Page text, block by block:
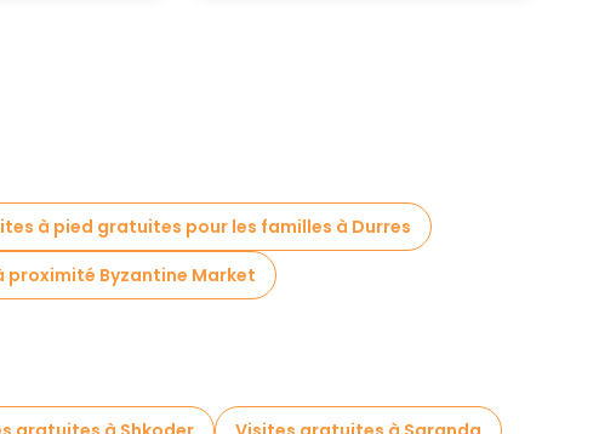
à pied gratuites pour les familles à Durres
Byzantine Market